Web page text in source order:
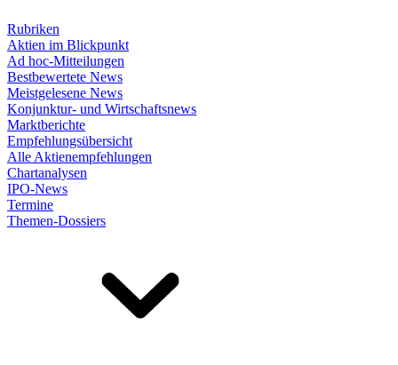
Rubriken
Aktien im Blickpunkt
Ad hoc-Mitteilungen
Bestbewertete News
Meistgelesene News
Konjunktur- und Wirtschaftsnews
Marktberichte
Empfehlungsübersicht
Alle Aktienempfehlungen
Chartanalysen
IPO-News
Termine
Themen-Dossiers